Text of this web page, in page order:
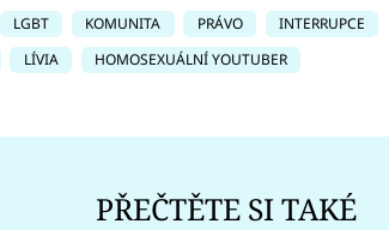
LGBT KOMUNITA PRÁVO
INTERRUPCE
LÍVIA HOMOSEXUÁLNÍ YOUTUBER
PŘEČTĚTE SI TAKÉ